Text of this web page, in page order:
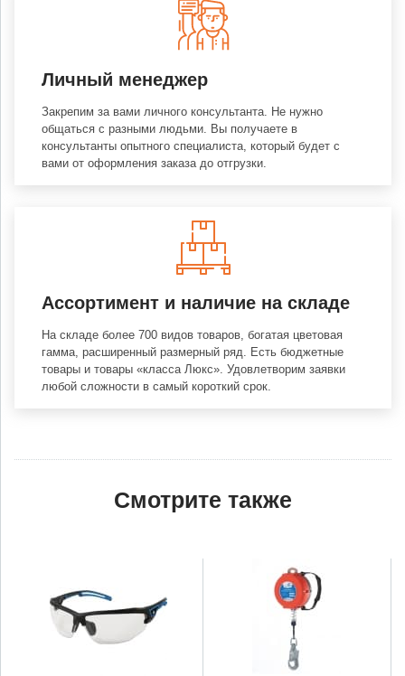
Личный менеджер
Закрепим за вами личного консультанта. Не нужно
общаться с разными людьми. Вы получаете в
консультанты опытного специалиста, который будет с
вами от оформления заказа до отгрузки.
Ассортимент и наличие на складе
На складе более 700 видов товаров, богатая цветовая
гамма, расширенный размерный ряд. Есть бюджетные
товары и товары «класса Люкс». Удовлетворим заявки
любой сложности в самый короткий срок.
Смотрите также